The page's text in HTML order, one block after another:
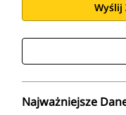
Wyślij
Najważniejsze